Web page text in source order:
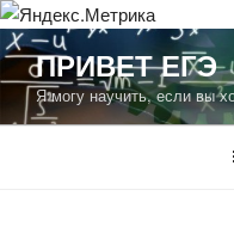
Перейти
содержимому
ПРИВЕТ ЕГЭ
Я могу научить, если вы